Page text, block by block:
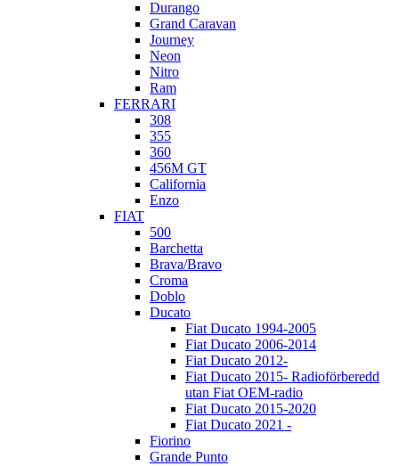
Durango
Grand Caravan
Journey
Neon
Nitro
Ram
FERRARI
308
355
360
456M GT
California
Enzo
FIAT
500
Barchetta
Brava/Bravo
Croma
Doblo
Ducato
Fiat Ducato 1994-2005
Fiat Ducato 2006-2014
Fiat Ducato 2012-
Fiat Ducato 2015- Radioförberedd
utan Fiat OEM-radio
Fiat Ducato 2015-2020
Fiat Ducato 2021 -
Fiorino
Grande Punto